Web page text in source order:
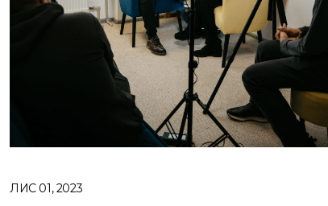
ЛИС 01, 2023